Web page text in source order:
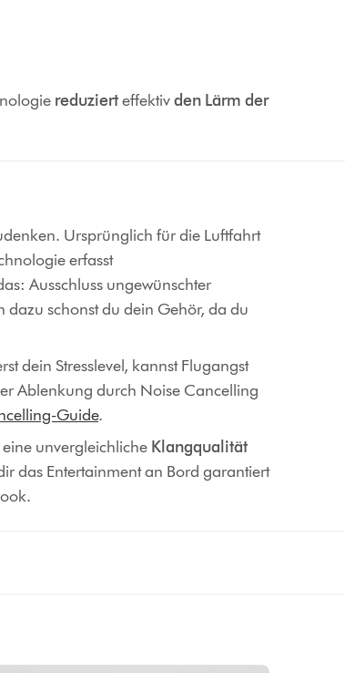
reduzierteffektivden Lärm der
Ursprünglich für die Luftfahrt
erfasst
Ausschluss ungewünschter
dazu schonst du dein Gehör, da du
dein Stresslevel, kannst Flugangst
Ablenkung durch Noise Cancelling
Guide.
unvergleichliche Klangqualität
das Entertainment an Bord garantiert